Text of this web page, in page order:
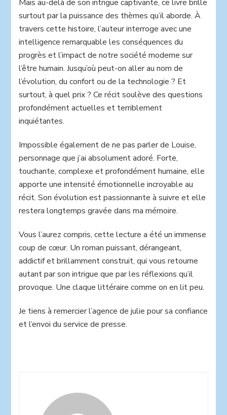
Mais au-delà de son intrigue captivante, ce livre brille
surtout par la puissance des thèmes qu’il aborde. À
travers cette histoire, l’auteur interroge avec une
intelligence remarquable les conséquences du
progrès et l’impact de notre société moderne sur
l’être humain. Jusqu’où peut-on aller au nom de
l’évolution, du confort ou de la technologie ? Et
surtout, à quel prix ? Ce récit soulève des questions
profondément actuelles et terriblement
inquiétantes.
Impossible également de ne pas parler de Louise,
personnage que j’ai absolument adoré. Forte,
touchante, complexe et profondément humaine, elle
apporte une intensité émotionnelle incroyable au
récit. Son évolution est passionnante à suivre et elle
restera longtemps gravée dans ma mémoire.
Vous l’aurez compris, cette lecture a été un immense
coup de cœur. Un roman puissant, dérangeant,
addictif et brillamment construit, qui vous retourne
autant par son intrigue que par les réflexions qu’il
provoque. Une claque littéraire comme on en lit peu.
Je tiens à remercier l’agence de julie pour sa confiance
et l’envoi du service de presse.